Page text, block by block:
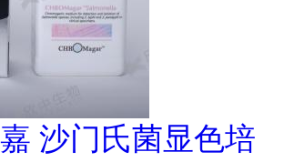
沙门氏菌显色培